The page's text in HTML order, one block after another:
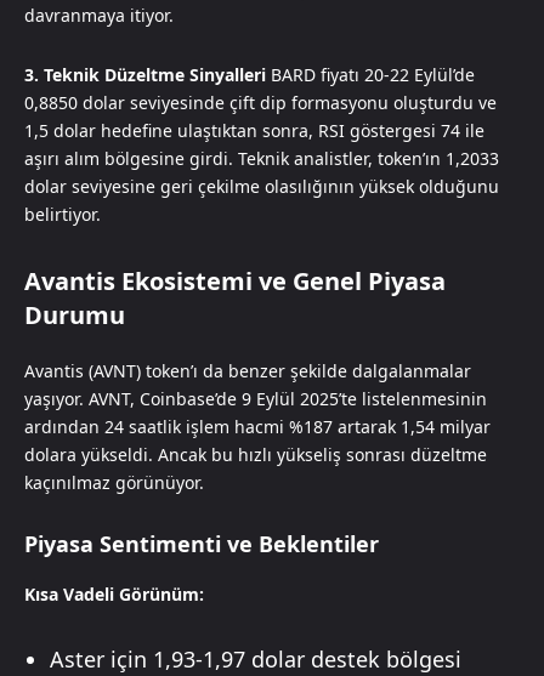
davranmaya itiyor.
3. Teknik Düzeltme Sinyalleri BARD fiyatı 20-22 Eylül’de
0,8850 dolar seviyesinde çift dip formasyonu oluşturdu ve
1,5 dolar hedefine ulaştıktan sonra, RSI göstergesi 74 ile
aşırı alım bölgesine girdi. Teknik analistler, token’ın 1,2033
dolar seviyesine geri çekilme olasılığının yüksek olduğunu
belirtiyor.
Avantis Ekosistemi ve Genel Piyasa
Durumu
Avantis (AVNT) token’ı da benzer şekilde dalgalanmalar
yaşıyor. AVNT, Coinbase’de 9 Eylül 2025’te listelenmesinin
ardından 24 saatlik işlem hacmi %187 artarak 1,54 milyar
dolara yükseldi. Ancak bu hızlı yükseliş sonrası düzeltme
kaçınılmaz görünüyor.
Piyasa Sentimenti ve Beklentiler
Kısa Vadeli Görünüm:
Aster için 1,93-1,97 dolar destek bölgesi